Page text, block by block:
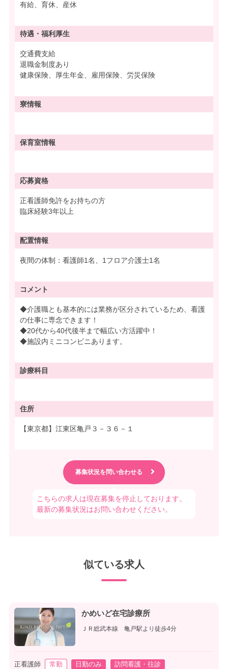
有給、育休、産休
待遇・ 福利厚生
交通費支給
退職金制度あり
健康保険、厚生年金、雇用保険、労災保険
寮情報
保育室情報
応募資格
正看護師免許をお持ちの方
臨床経験3年以上
配置情報
夜間の体制：看護師1名、1フロア介護士1名
コメント
◆介護職とも基本的には業務が区分されているため、看護
の仕事に専念できます！
◆20代から40代後半まで幅広い方活躍中！
◆施設内ミニコンビニあります。
診療科目
住所
【東京都】江東区亀戸３－３６－１
こちらの求人は現在募集を停止しております。
最新の募集状況はお問い合わせください。
似ている求人
かめいど在宅診療所
ＪＲ総武本線 亀戸駅より徒歩4分
正看護師 常勤 日勤のみ
訪問看護・往診